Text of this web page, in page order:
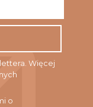
*
Więcej
o